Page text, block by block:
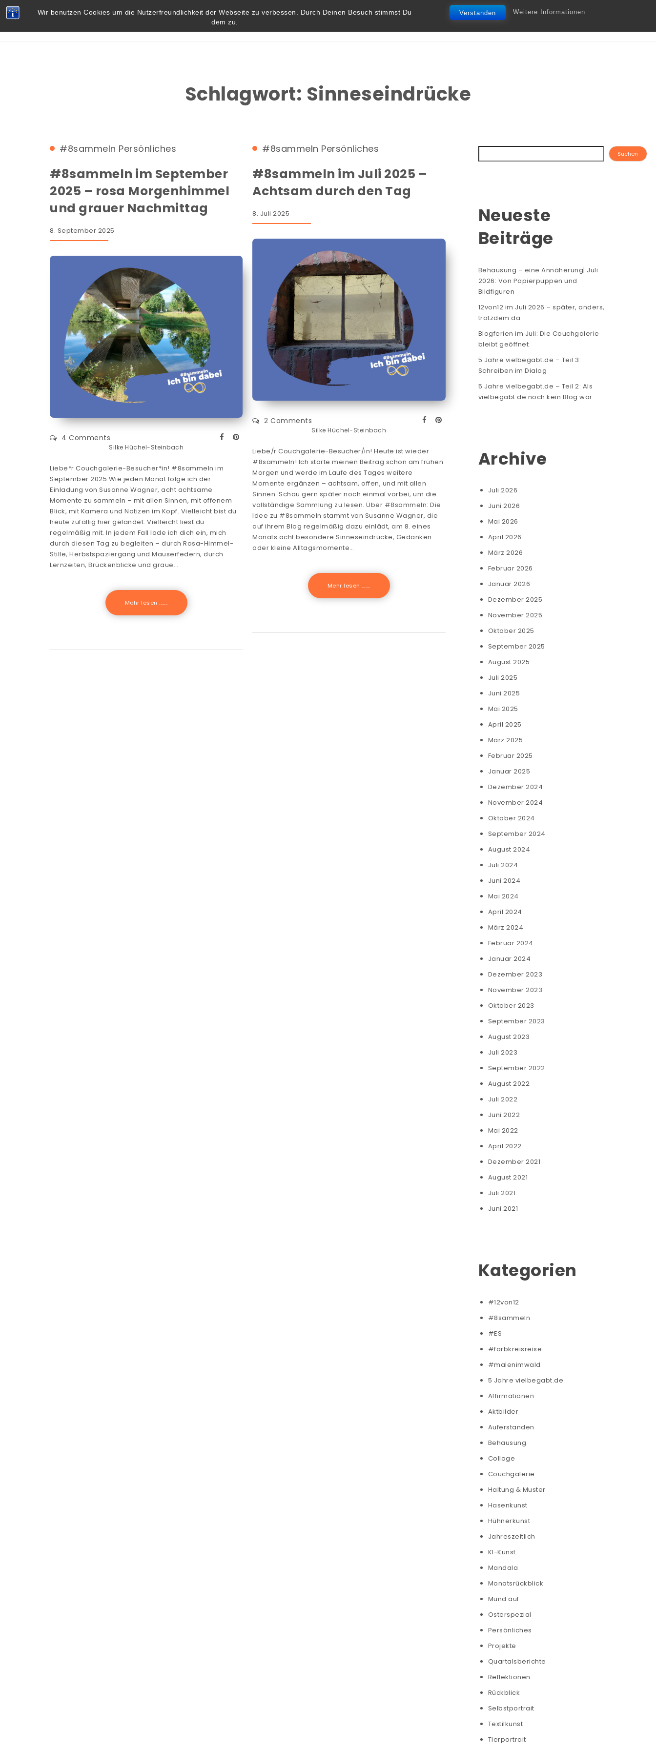
Wir benutzen Cookies um die Nutzerfreundlichkeit der Webseite zu verbessen. Durch Deinen Besuch stimmst Du
dem zu.
Verstanden Weitere Informationen
Skip to content Vielbegabt.de
Schlagwort: Sinneseindrücke
#8sammeln Persönliches
#8sammeln im September
2025 – rosa Morgenhimmel
und grauer Nachmittag
8. September 2025
Silke Hüchel-Steinbach
4 Comments
Liebe*r Couchgalerie-Besucher*in! #8sammeln im
September 2025 Wie jeden Monat folge ich der
Einladung von Susanne Wagner, acht achtsame
Momente zu sammeln – mit allen Sinnen, mit offenem
Blick, mit Kamera und Notizen im Kopf. Vielleicht bist du
heute zufällig hier gelandet. Vielleicht liest du
regelmäßig mit. In jedem Fall lade ich dich ein, mich
durch diesen Tag zu begleiten – durch Rosa-Himmel-
Stille, Herbstspaziergang und Mauserfedern, durch
Lernzeiten, Brückenblicke und graue…
Mehr lesen .......
#8sammeln Persönliches
#8sammeln im Juli 2025 –
Achtsam durch den Tag
8. Juli 2025
Silke Hüchel-Steinbach
2 Comments
Liebe/r Couchgalerie-Besucher/in! Heute ist wieder
#8sammeln! Ich starte meinen Beitrag schon am frühen
Morgen und werde im Laufe des Tages weitere
Momente ergänzen – achtsam, offen, und mit allen
Sinnen. Schau gern später noch einmal vorbei, um die
vollständige Sammlung zu lesen. Über #8sammeln: Die
Idee zu #8sammeln stammt von Susanne Wagner, die
auf ihrem Blog regelmäßig dazu einlädt, am 8. eines
Monats acht besondere Sinneseindrücke, Gedanken
oder kleine Alltagsmomente…
Mehr lesen .......
Suchen
Neueste
Beiträge
Behausung – eine Annäherung| Juli
2026: Von Papierpuppen und
Bildfiguren
12von12 im Juli 2026 – später, anders,
trotzdem da
Blogferien im Juli: Die Couchgalerie
bleibt geöffnet
5 Jahre vielbegabt.de – Teil 3:
Schreiben im Dialog
5 Jahre vielbegabt.de – Teil 2: Als
vielbegabt.de noch kein Blog war
Archive
Juli 2026
Juni 2026
Mai 2026
April 2026
März 2026
Februar 2026
Januar 2026
Dezember 2025
November 2025
Oktober 2025
September 2025
August 2025
Juli 2025
Juni 2025
Mai 2025
April 2025
März 2025
Februar 2025
Januar 2025
Dezember 2024
November 2024
Oktober 2024
September 2024
August 2024
Juli 2024
Juni 2024
Mai 2024
April 2024
März 2024
Februar 2024
Januar 2024
Dezember 2023
November 2023
Oktober 2023
September 2023
August 2023
Juli 2023
September 2022
August 2022
Juli 2022
Juni 2022
Mai 2022
April 2022
Dezember 2021
August 2021
Juli 2021
Juni 2021
Kategorien
#12von12
#8sammeln
#ES
#farbkreisreise
#malenimwald
5 Jahre vielbegabt.de
Affirmationen
Aktbilder
Auferstanden
Behausung
Collage
Couchgalerie
Haltung & Muster
Hasenkunst
Hühnerkunst
Jahreszeitlich
KI-Kunst
Mandala
Monatsrückblick
Mund auf
Osterspezial
Persönliches
Projekte
Quartalsberichte
Reflektionen
Rückblick
Selbstportrait
Textilkunst
Tierportrait